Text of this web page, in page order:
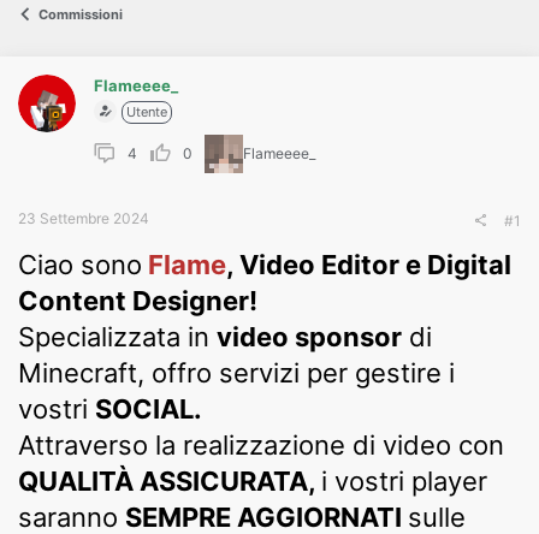
e
Commissioni
Flameeee_
Utente
4 0 Flameeee_
23 Settembre 2024 #1
Ciao sono Flame, Video Editor e Digital
Content Designer!
Specializzata in video sponsor di
Minecraft, offro servizi per gestire i
vostri SOCIAL.
Attraverso la realizzazione di video con
QUALITÀ ASSICURATA, i vostri player
saranno SEMPRE AGGIORNATI sulle